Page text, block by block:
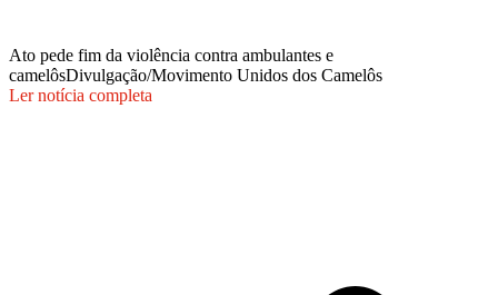
Ato pede fim da violência contra ambulantes e
camelôsDivulgação/Movimento Unidos dos Camelôs
Ler notícia completa